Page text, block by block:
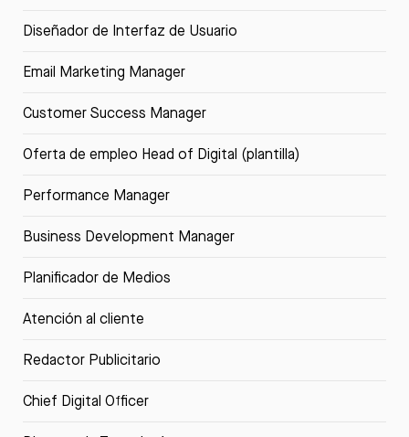
Diseñador de Interfaz de Usuario
Email Marketing Manager
Customer Success Manager
Oferta de empleo Head of Digital (plantilla)
Performance Manager
Business Development Manager
Planificador de Medios
Atención al cliente
Redactor Publicitario
Chief Digital Officer